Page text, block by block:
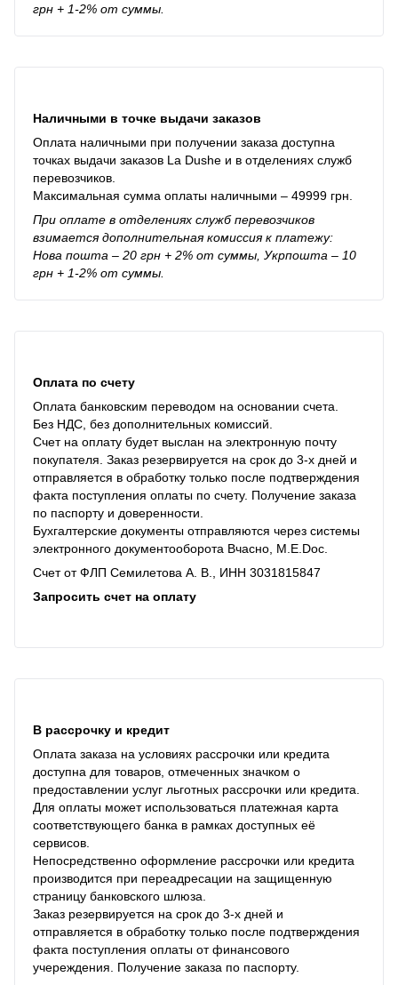
грн + 1-2% от суммы.
Наличными в точке выдачи заказов
Оплата наличными при получении заказа доступна
точках выдачи заказов La Dushe и в отделениях служб
перевозчиков.
Максимальная сумма оплаты наличными – 49999 грн.
При оплате в отделениях служб перевозчиков
взимается дополнительная комиссия к платежу:
Нова пошта – 20 грн + 2% от суммы, Укрпошта – 10
грн + 1-2% от суммы.
Оплата по счету
Оплата банковским переводом на основании счета.
Без НДС, без дополнительных комиссий.
Счет на оплату будет выслан на электронную почту
покупателя. Заказ резервируется на срок до 3-х дней и
отправляется в обработку только после подтверждения
факта поступления оплаты по счету. Получение заказа
по паспорту и доверенности.
Бухгалтерские документы отправляются через системы
электронного документооборота Вчасно, M.E.Doc.
Счет от ФЛП Семилетова А. В., ИНН 3031815847
Запросить счет на оплату
В рассрочку и кредит
Оплата заказа на условиях рассрочки или кредита
доступна для товаров, отмеченных значком о
предоставлении услуг льготных рассрочки или кредита.
Для оплаты может использоваться платежная карта
соответствующего банка в рамках доступных её
сервисов.
Непосредственно оформление рассрочки или кредита
производится при переадресации на защищенную
страницу банковского шлюза.
Заказ резервируется на срок до 3-х дней и
отправляется в обработку только после подтверждения
факта поступления оплаты от финансового
учереждения. Получение заказа по паспорту.